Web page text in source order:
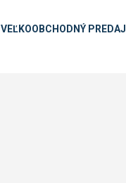
VEĽKOOBCHODNÝ PREDAJ